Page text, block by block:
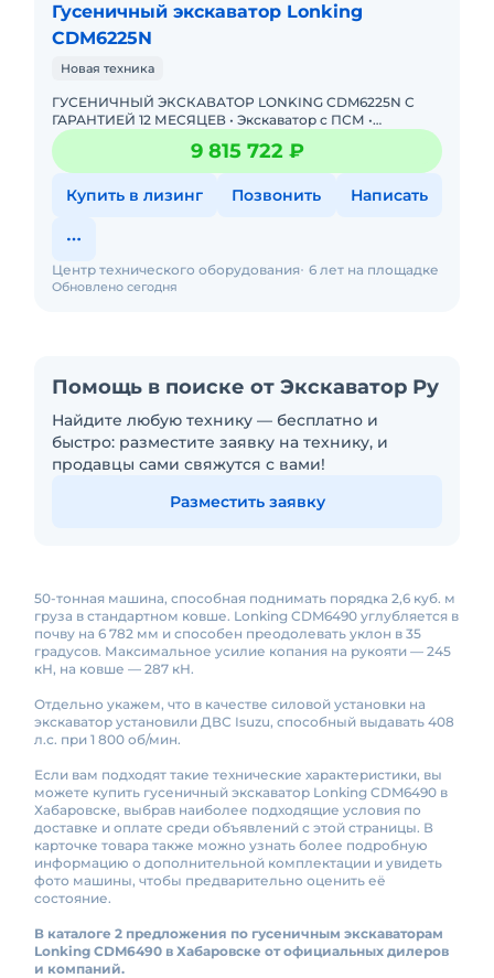
Гусеничный экскаватор Lonking
CDM6225N
Новая техника
ГУСЕНИЧНЫЙ ЭКСКАВАТОР LONKING CDM6225N С
ГАРАНТИЕЙ 12 МЕСЯЦЕВ • Экскаватор с ПСМ •
Доступна покупка в лизинг! Одобрение онлайн за 15
минут Полная предп9 815 722 ₽
Купить в лизинг Позвонить Написать
Обновлено сегодня
Центр технического оборудования 6 лет на площадке
Помощь в поиске от Экскаватор Ру
Найдите любую технику — бесплатно и
быстро: разместите заявку на технику, и
продавцы сами свяжутся с вами!
Разместить заявку
50-тонная машина, способная поднимать порядка 2,6 куб. м
груза в стандартном ковше. Lonking CDM6490 углубляется в
почву на 6 782 мм и способен преодолевать уклон в 35
градусов. Максимальное усилие копания на рукояти — 245
кН, на ковше — 287 кН.
Отдельно укажем, что в качестве силовой установки на
экскаватор установили ДВС Isuzu, способный выдавать 408
л.с. при 1 800 об/мин.
Если вам подходят такие технические характеристики, вы
можете купить гусеничный экскаватор Lonking CDM6490 в
Хабаровске, выбрав наиболее подходящие условия по
доставке и оплате среди объявлений с этой страницы. В
карточке товара также можно узнать более подробную
информацию о дополнительной комплектации и увидеть
фото машины, чтобы предварительно оценить её
состояние.
В каталоге 2 предложения по гусеничным экскаваторам
Lonking CDM6490 в Хабаровске от официальных дилеров
и компаний.